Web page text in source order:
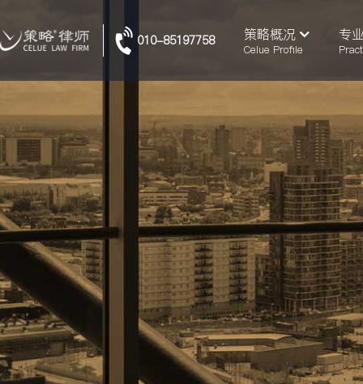
010-85197758 策略概况
Celue Profile
专